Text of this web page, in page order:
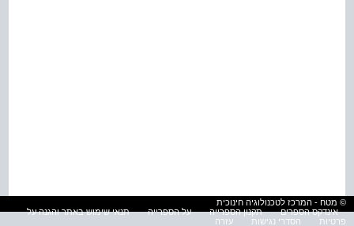
© מטח - המרכז לטכנולוגיה חינוכית
אינדקס הספרים
תקנון הספרייה על הספרייה
תנאי שימוש באתר והגנה על
פרטיות
הסדרי נגישות עזרה